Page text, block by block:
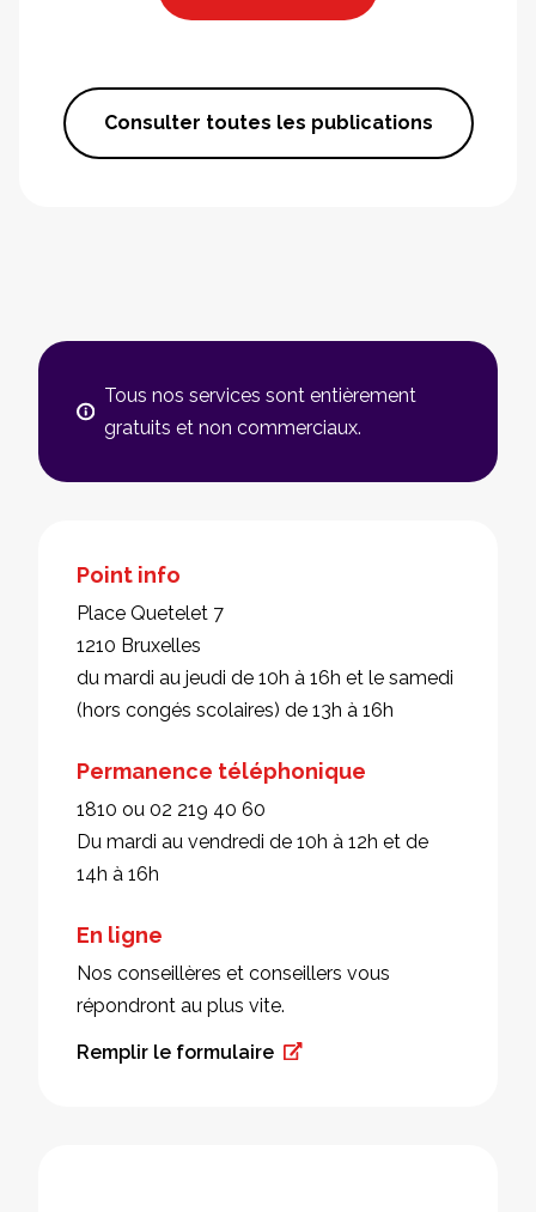
Consulter toutes les publications
Tous nos services sont entièrement
gratuits et non commerciaux.
Point info
Place Quetelet 7
1210 Bruxelles
du mardi au jeudi de 10h à 16h et le samedi
(hors congés scolaires) de 13h à 16h
Permanence téléphonique
1810 ou 02 219 40 60
Du mardi au vendredi de 10h à 12h et de
14h à 16h
En ligne
Nos conseillères et conseillers vous
répondront au plus vite.
Remplir le formulaire